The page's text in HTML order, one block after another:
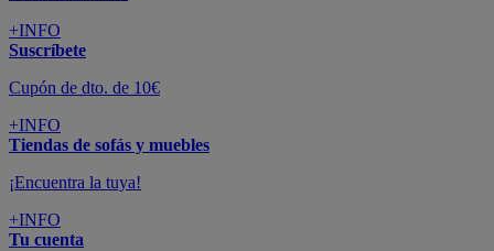
+INFO
Suscríbete
Cupón de dto. de 10€
+INFO
Tiendas de sofás y muebles
¡Encuentra la tuya!
+INFO
Tu cuenta